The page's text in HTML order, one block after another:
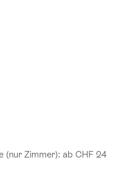
(nur Zimmer): ab CHF 24